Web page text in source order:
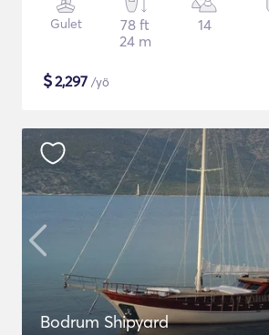
Gulet
78 ft
24 m
14
$2,297 /yö
Bodrum Shipyard